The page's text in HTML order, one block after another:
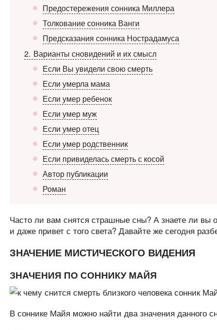
Предостережения сонника Миллера
Толкование сонника Ванги
Предсказания сонника Нострадамуса
2 Варианты сновидений и их смысл
Если Вы увидели свою смерть
Если умерла мама
Если умер ребенок
Если умер муж
Если умер отец
Если умер родственник
Если привиделась смерть с косой
Автор публикации
Роман
Часто ли вам снятся страшные сны? А знаете ли
и даже привет с того света? Давайте же сегодня
ЗНАЧЕНИЕ МИСТИЧЕСКОГО ВИДЕНИЯ
ЗНАЧЕНИЯ ПО СОННИКУ МАЙЯ
В соннике Майя можно найти два значения данного